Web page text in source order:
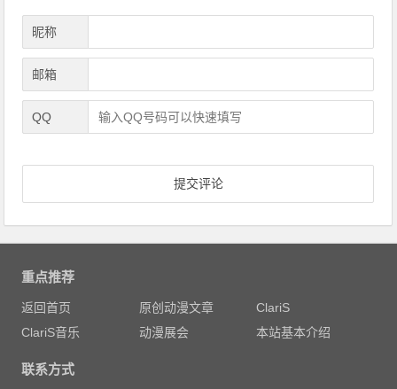
昵称
邮箱
QQ
重点推荐
返回首页 原创动漫文章
ClariS
ClariS音乐
动漫展会 本站基本介绍
联系方式